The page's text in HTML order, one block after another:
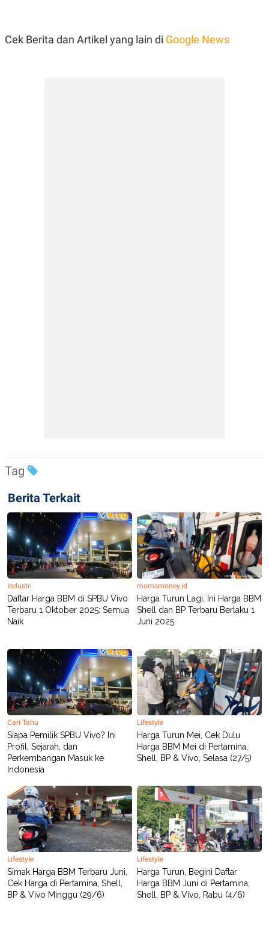
Cek Berita dan Artikel yang lain di Google News
Tag
Berita Terkait
Industri
Daftar Harga BBM di SPBU Vivo
Terbaru 1 Oktober 2025: Semua
Naik
momsmoney.id
Harga Turun Lagi, Ini Harga BBM
Shell dan BP Terbaru Berlaku 1
Juni 2025
Cari Tahu
Siapa Pemilik SPBU Vivo? Ini
Profil, Sejarah, dan
Perkembangan Masuk ke
Indonesia
Lifestyle
Harga Turun Mei, Cek Dulu
Harga BBM Mei di Pertamina,
Shell, BP & Vivo, Selasa (27/5)
Lifestyle
Simak Harga BBM Terbaru Juni,
Cek Harga di Pertamina, Shell,
BP & Vivo Minggu (29/6)
Lifestyle
Harga Turun, Begini Daftar
Harga BBM Juni di Pertamina,
Shell, BP & Vivo, Rabu (4/6)